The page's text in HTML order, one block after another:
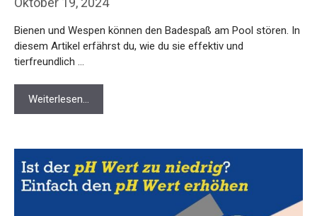
Bienen und Wespen können den Badespaß am Pool stören. In
diesem Artikel erfährst du, wie du sie effektiv und
tierfreundlich …
Weiterlesen…